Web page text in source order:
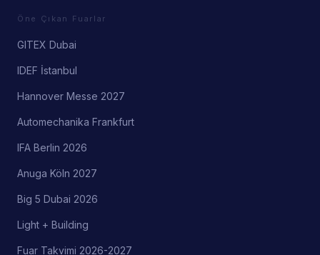
Öne Çıkan Fuarlar
GITEX Dubai
IDEF İstanbul
Hannover Messe 2027
Automechanika Frankfurt
IFA Berlin 2026
Anuga Köln 2027
Big 5 Dubai 2026
Light + Building
Fuar Takvimi 2026-2027